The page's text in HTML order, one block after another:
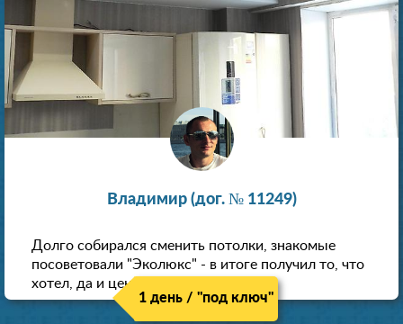
Владимир (дог. № 11249)
Долго собирался сменить потолки, знакомые
посоветовали "Эколюкс" - в итоге получил то, что
хотел, да и цена нормальная.
1 день / "под ключ"